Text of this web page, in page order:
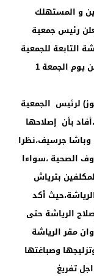
و المستهلك
رئيس جمعية
التابعة للجمعية
بالسوق الأسبوعي ستغلق ابوابها ابتداءا من يوم الجمعة 1
لرئيس الجمعية
بأن إصلاحها
جرسيف،نظرا
الصحية ،سواءا
بترياش
أكد
الرياشة حتى
مقر الرياشة
وصباغتها
تفريغ